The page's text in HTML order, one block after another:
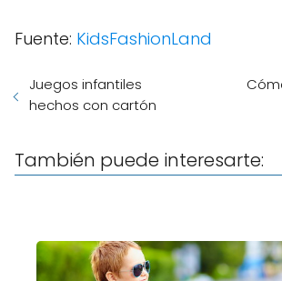
Fuente: KidsFashionLand
Juegos infantiles
hechos con cartón
También puede interesarte: